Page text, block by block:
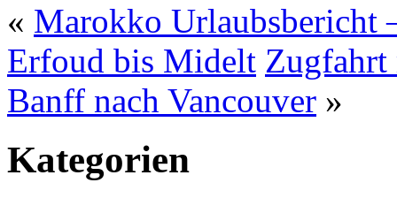
« Marokko Urlaubsbericht
Erfoud bis Midelt Zugfahrt
Banff nach Vancouver »
Kategorien